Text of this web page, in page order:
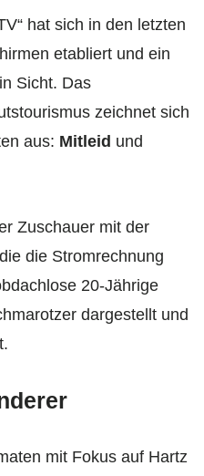
hat sich in den letzten
etabliert und ein
Sicht. Das
zeichnet sich
aus: Mitleid und
Zuschauer mit der
die Stromrechnung
20-Jährige
dargestellt und
mit Fokus auf Hartz